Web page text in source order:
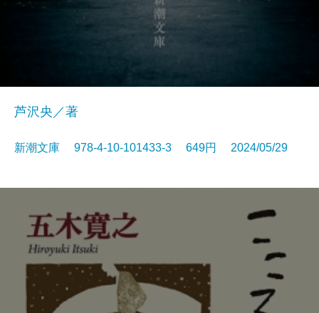
芦沢央／著
新潮文庫 978-4-10-101433-3 649円 2024/05/29